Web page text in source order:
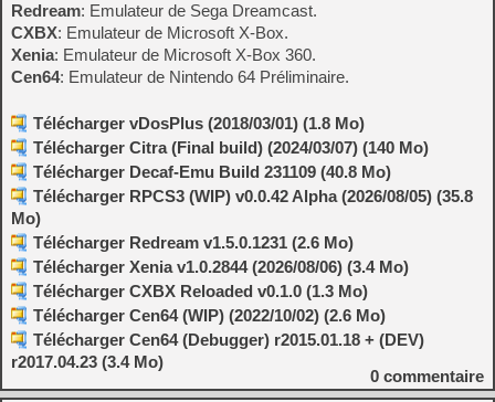
Redream: Emulateur de Sega Dreamcast.
CXBX: Emulateur de Microsoft X-Box.
Xenia: Emulateur de Microsoft X-Box 360.
Cen64: Emulateur de Nintendo 64 Préliminaire.
Télécharger vDosPlus (2018/03/01) (1.8 Mo)
Télécharger Citra (Final build) (2024/03/07) (140 Mo)
Télécharger Decaf-Emu Build 231109 (40.8 Mo)
Télécharger RPCS3 (WIP) v0.0.42 Alpha (2026/08/05) (35.8
Mo)
Télécharger Redream v1.5.0.1231 (2.6 Mo)
Télécharger Xenia v1.0.2844 (2026/08/06) (3.4 Mo)
Télécharger CXBX Reloaded v0.1.0 (1.3 Mo)
Télécharger Cen64 (WIP) (2022/10/02) (2.6 Mo)
Télécharger Cen64 (Debugger) r2015.01.18 + (DEV)
r2017.04.23 (3.4 Mo)
0 commentaire